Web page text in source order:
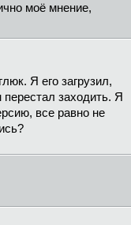
моё мнение,
Я его загрузил,
заходить. Я
все равно не